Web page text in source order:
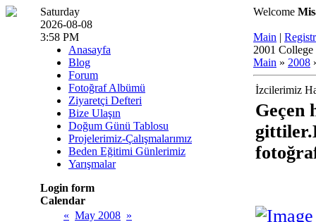
Saturday
2026-08-08
3:58 PM
Anasayfa
Blog
Forum
Fotoğraf Albümü
Ziyaretçi Defteri
Bize Ulaşın
Doğum Günü Tablosu
Projelerimiz-Çalışmalarımız
Beden Eğitimi Günlerimiz
Yarışmalar
Login form
Calendar
« May 2008 »
Welcome
Main |
2001 College
Main » 2008
İzcilerimiz
Geçen